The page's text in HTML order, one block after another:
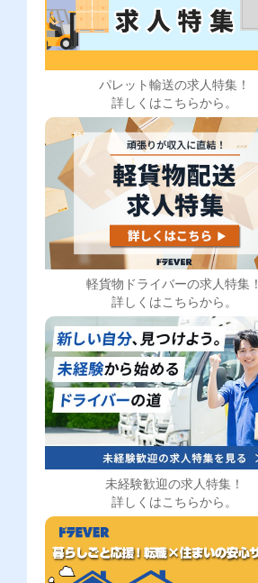
パレット輸送の求人特集！
詳しくはこちらから。
軽貨物ドライバーの求人特集！
詳しくはこちらから。
未経験歓迎の求人特集！
詳しくはこちらから。